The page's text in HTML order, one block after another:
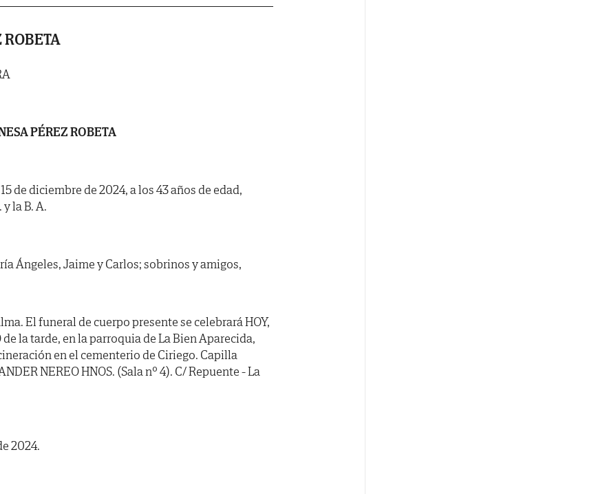
ROBETA
PÉREZ ROBETA
de diciembre de 2024, a los 43 años de edad,
la B. A.
Ángeles, Jaime y Carlos; sobrinos y amigos,
El funeral de cuerpo presente se celebrará HOY,
de la tarde, en la parroquia de La Bien Aparecida,
en el cementerio de Ciriego. Capilla
NEREO HNOS. (Sala nº 4). C/ Repuente - La
2024.